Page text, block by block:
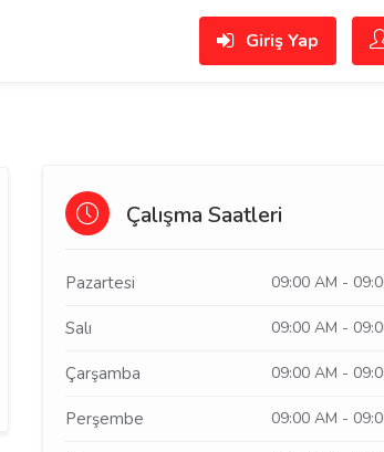
Giriş Yap
Çalışma Saatleri
Pazartesi 09:00 AM -
Salı 09:00 AM -
Çarşamba 09:00 AM -
Perşembe 09:00 AM -